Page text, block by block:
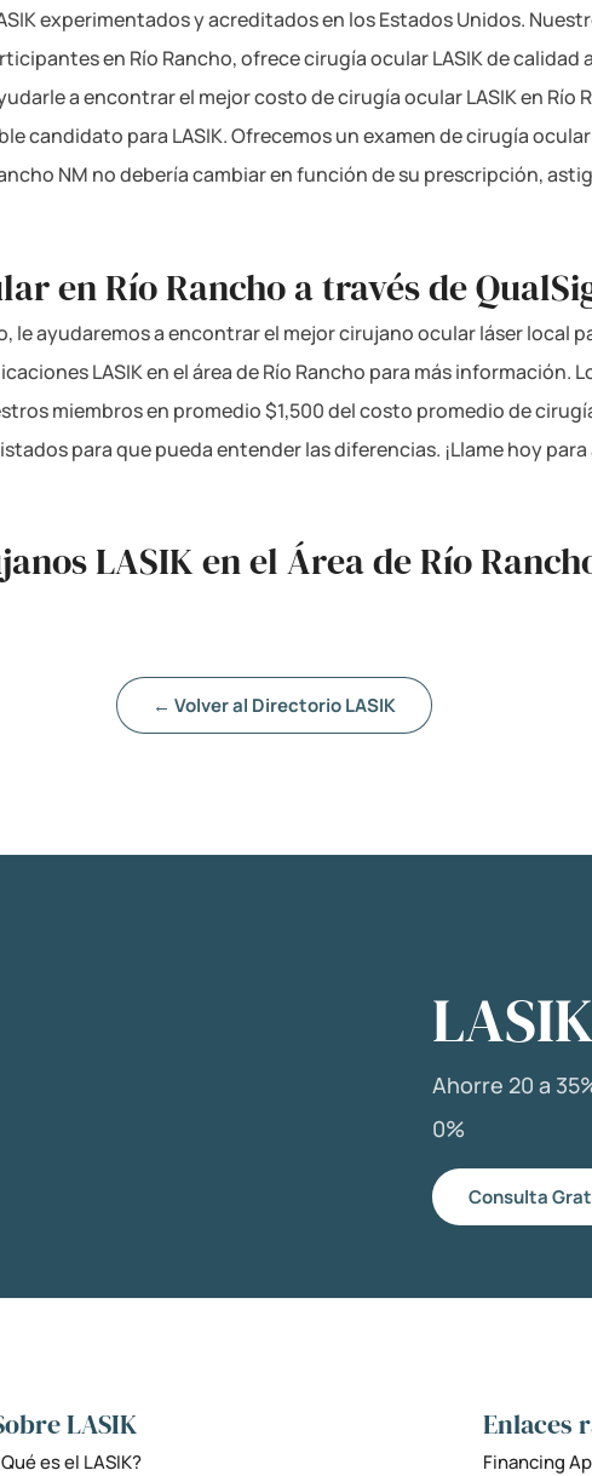
experimentados y acreditados en los Estados Unidos.
en Río Rancho, ofrece cirugía ocular LASIK de calidad
a encontrar el mejor costo de cirugía ocular LASIK en Río
candidato para LASIK. Ofrecemos un examen de cirugía ocular
NM no debería cambiar en función de su prescripción,
en Río Rancho a través de
le ayudaremos a encontrar el mejor cirujano ocular láser local
LASIK en el área de Río Rancho para más
miembros en promedio $1,500 del costo promedio de
para que pueda entender las diferencias. ¡Llame hoy
LASIK en el Área de Río
← Volver al Directorio LASIK
Ahorre 20 a
0%
Consulta
LASIK
es el LASIK?
Enlaces
Financing